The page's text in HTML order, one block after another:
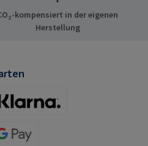
kompensiert in der eigenen
Herstellung